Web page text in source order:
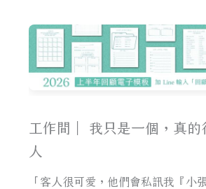
工作間｜ 我只是一個，真的
人
「客人很可愛，他們會私訊我『小